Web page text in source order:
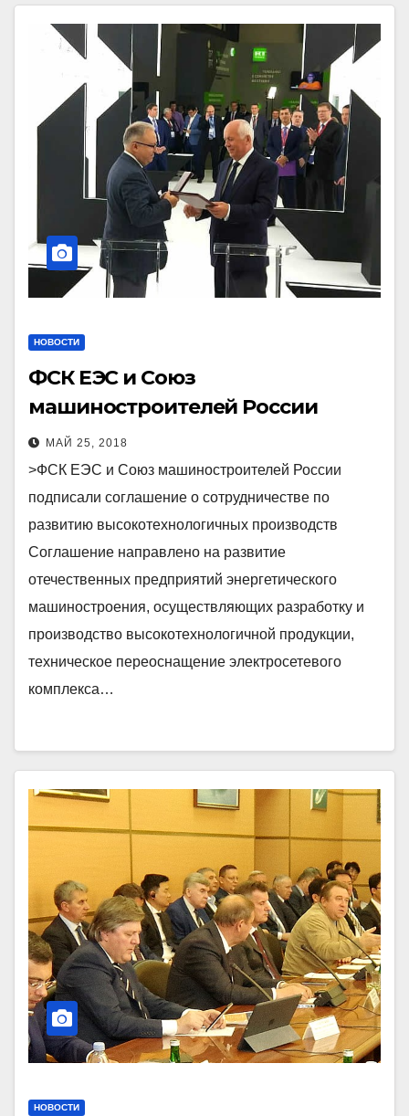
НОВОСТИ
ФСК ЕЭС и Союз
машиностроителей России
подписали соглашение о
сотрудничестве по развитию
высокотехнологичных
производств
МАЙ 25, 2018
>ФСК ЕЭС и Союз машиностроителей России
подписали соглашение о сотрудничестве по
развитию высокотехнологичных производств
Соглашение направлено на развитие
отечественных предприятий энергетического
машиностроения, осуществляющих разработку и
производство высокотехнологичной продукции,
техническое переоснащение электросетевого
комплекса…
НОВОСТИ